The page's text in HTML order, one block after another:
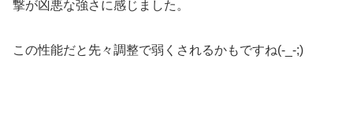
撃が凶悪な強さに感じました。
この性能だと先々調整で弱くされるかもですね(-_-;)